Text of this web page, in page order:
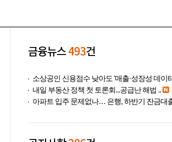
금융뉴스493건
내일 부동산 정책 첫 토론회...공급난 해법 ..